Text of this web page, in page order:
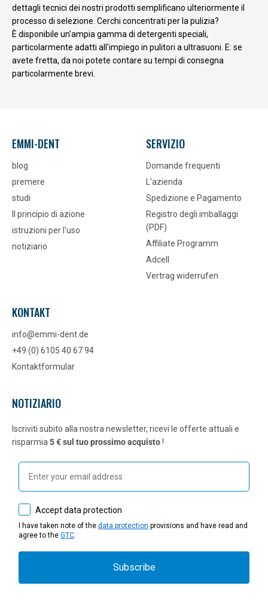
dettagli tecnici dei nostri prodotti semplificano ulteriormente il
processo di selezione. Cerchi concentrati per la pulizia?
È disponibile un'ampia gamma di detergenti speciali,
particolarmente adatti all'impiego in pulitori a ultrasuoni. E: se
avete fretta, da noi potete contare su tempi di consegna
particolarmente brevi.
EMMI-DENT
blog
premere
studi
Il principio di azione
istruzioni per l'uso
notiziario
SERVIZIO
Domande frequenti
L'azienda
Spedizione e Pagamento
Registro degli imballaggi
(PDF)
Affiliate Programm
Adcell
Vertrag widerrufen
KONTAKT
info@emmi-dent.de
+49 (0) 6105 40 67 94
Kontaktformular
NOTIZIARIO
Iscriviti subito alla nostra newsletter, ricevi le offerte attuali e
risparmia 5 € sul tuo prossimo acquisto!
Email
How would you like to hear from us?
Accept data protection
I have taken note of the data protection provisions and have read and
agree to the GTC
Subscribe